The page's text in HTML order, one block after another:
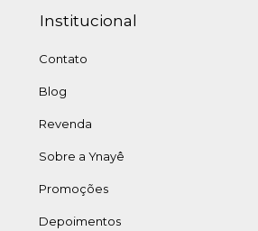
Institucional
Contato
Blog
Revenda
Sobre a Ynayê
Promoções
Depoimentos